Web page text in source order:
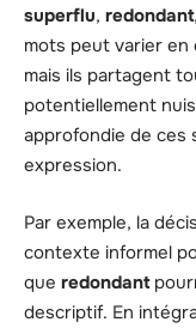
superflu, redondant
mots peut varier
mais ils partagent
potentiellement
approfondie de ces
expression.
Par exemple, la
contexte informel
que redondant
descriptif. En